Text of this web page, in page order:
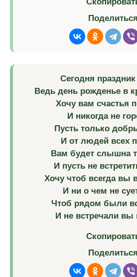
Поделиться
Сегодня
Ведь день рожденье в
Хочу вам счастья
И никогда не
Пусть только
И от людей всех
Вам будет слышна
И пусть не
Хочу чтоб всегда вы
И ни о чем не
Чтоб рядом были
И не встречали вы
Поделиться